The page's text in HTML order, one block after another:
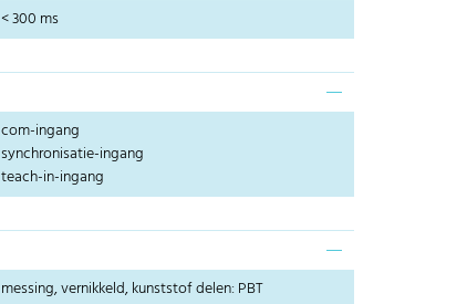
< 300 ms
com-ingang
synchronisatie-ingang
teach-in-ingang
messing, vernikkeld, kunststof delen: PBT